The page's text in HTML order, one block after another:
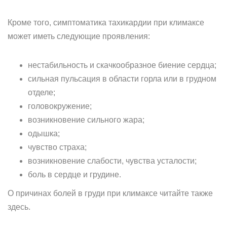
Кроме того, симптоматика тахикардии при климаксе
может иметь следующие проявления:
нестабильность и скачкообразное биение сердца;
сильная пульсация в области горла или в грудном
отделе;
головокружение;
возникновение сильного жара;
одышка;
чувство страха;
возникновение слабости, чувства усталости;
боль в сердце и грудине.
О причинах болей в груди при климаксе читайте также
здесь.